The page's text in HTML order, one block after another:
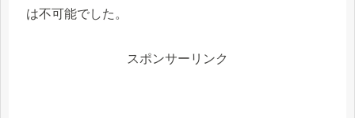
は不可能でした。
スポンサーリンク